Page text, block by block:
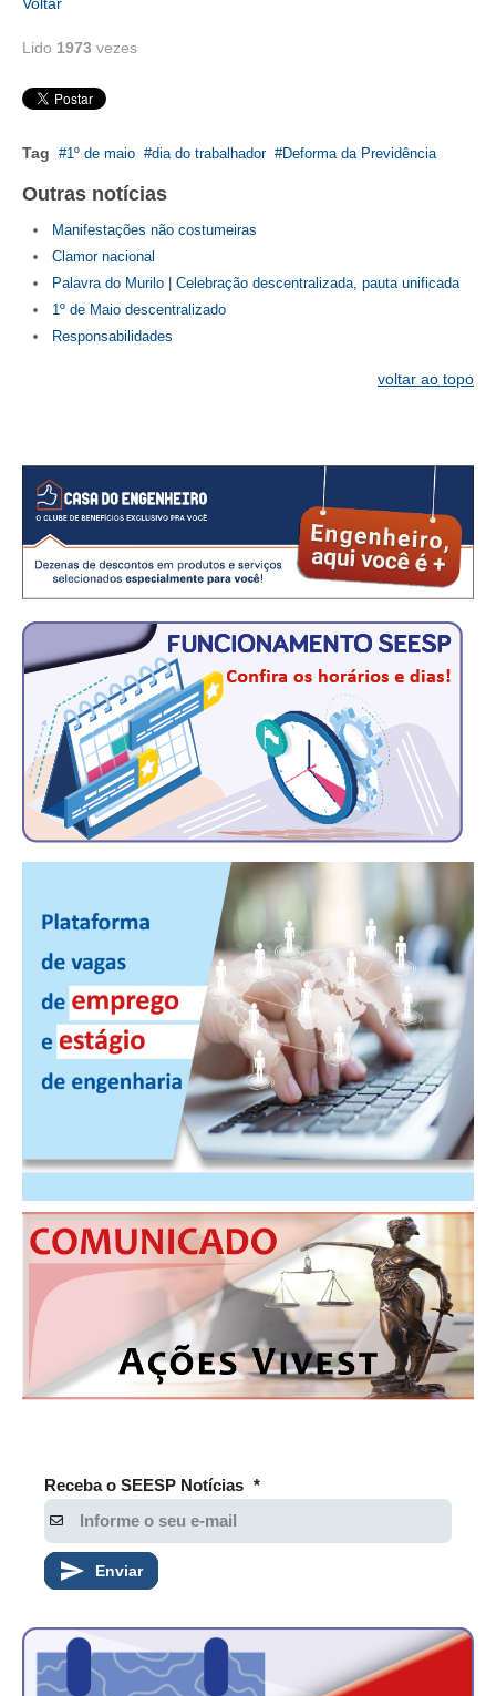
CONTATO
CURSOS
PLATAFORMAS GRATUITAS
APOSENTADORIA
CONSÓRCIOS
CAMPANHAS SALARIAIS
COMUNICAÇÃO
PALAVRA DO MURILO
NOTÍCIAS
CONTEÚDO ESPECIAL
JORNAL DO ENGENHEIRO
AGENDA
SEESP NOTÍCIAS
FOTOS
PUBLICAÇÕES
PUBLICIDADE
MANUAL DE REDAÇÃO
CONTATO
ASSOCIE-SE
ATUALIZAÇÃO CADASTRAL
NÚCLEO JOVEM
Voltar
Lido 1973 vezes
Tag 1º de maio dia do trabalhador Deforma da Previdência
Outras notícias
Manifestações não costumeiras
Clamor nacional
Palavra do Murilo | Celebração descentralizada, pauta unificada
1º de Maio descentralizado
Responsabilidades
voltar ao topo
Receba o SEESP Notícias *
Enviar